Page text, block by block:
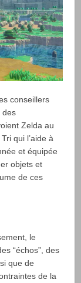
conseillers
des
Zelda au
qui l’aide à
et équipée
objets et
de ces
le
“échos”, des
que de
de la